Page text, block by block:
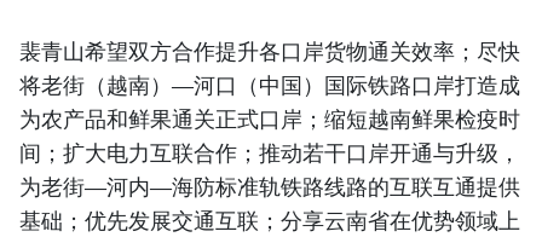
裴青山希望双方合作提升各口岸货物通关效率；尽快
将老街（越南）—河口（中国）国际铁路口岸打造成
为农产品和鲜果通关正式口岸；缩短越南鲜果检疫时
间；扩大电力互联合作；推动若干口岸开通与升级，
为老街—河内—海防标准轨铁路线路的互联互通提供
基础；优先发展交通互联；分享云南省在优势领域上